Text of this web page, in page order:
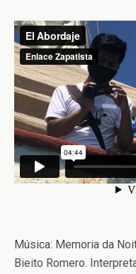
Música: Memoria da
Bieito Romero.